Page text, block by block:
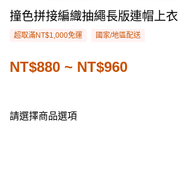
撞色拼接編織抽繩長版連帽上衣
超取滿NT$1,000免運 國家/地區配送
NT$880 ~ NT$960
請選擇商品選項